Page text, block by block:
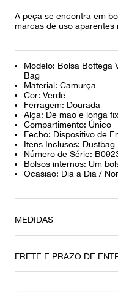
A peça se encontra em
marcas de uso aparentes
Modelo: Bolsa Bottega
Bag
Material: Camurça
Cor: Verde
Ferragem: Dourada
Alça: De mão e longa
Compartimento: Único
Fecho: Dispositivo de
Itens Inclusos: Dustbag
Número de Série:
Bolsos internos: Um
Ocasião: Dia a Dia /
MEDIDAS
17 cm
FRETE E PRAZO DE